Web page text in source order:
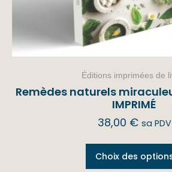
Éditions imprimées de
Remèdes naturels
IMPRIMÉ
38,00 € sa PDV
Choix des